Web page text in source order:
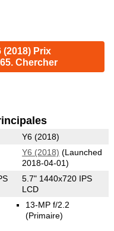
(2018) Prix
Chercher
Y6 (2018)
Y6 (2018) (Launched
2018-04-01)
5.7" 1440x720 IPS
LCD
13-MP f/2.2
(Primaire)